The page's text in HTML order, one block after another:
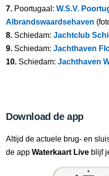
7. Poortugaal: W.S.V.
Albrandswaardsehaven
8. Schiedam: Jachtclub
9. Schiedam: Jachthaven
10. Schiedam: Jachthaven
Download de app
Altijd de actuele brug- en
de app Waterkaart Live blijf